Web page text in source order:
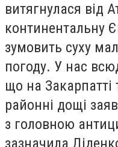
витягнулася від
континентальну
зумовить суху
погоду. У нас
що на Закарпатті
районні дощі
з головною
зазначила